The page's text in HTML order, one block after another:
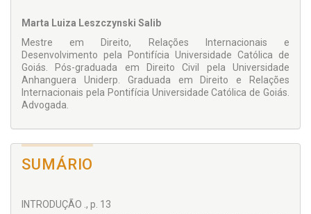
entanto, é possível a aplicação do Código de Defesa do
Consumidor para dirimir essas contradições e obscuridades
na legislação internacional.
O desafio dessa obra é trazer reflexões que permitam
adequar a legislação interna brasileira aos desafios trazidos
pela nova era do comércio eletrônico internacional, bem
como recorrer a fontes do Direito Internacional Privado para
minimizar o impacto dessa lacuna legal.
Marta Luiza Leszczynski Salib
Mestre em Direito, Relações Internacionais e
Desenvolvimento pela Pontifícia Universidade Católica de
Goiás. Pós-graduada em Direito Civil pela Universidade
Anhanguera Uniderp. Graduada em Direito e Relações
Internacionais pela Pontifícia Universidade Católica de Goiás.
Advogada.
SUMÁRIO
INTRODUÇÃO ., p. 13